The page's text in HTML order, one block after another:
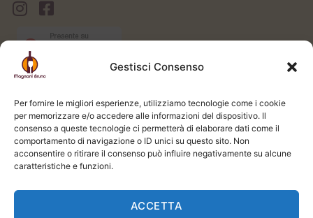
Gestisci Consenso
Per fornire le migliori esperienze, utilizziamo tecnologie come i cookie
per memorizzare e/o accedere alle informazioni del dispositivo. Il
consenso a queste tecnologie ci permetterà di elaborare dati come il
comportamento di navigazione o ID unici su questo sito. Non
acconsentire o ritirare il consenso può influire negativamente su alcune
caratteristiche e funzioni.
ACCETTA
AREA CLIENTI
Login / Logout
Carrello
Registrati
Spedizione e Consegna
LEGALE
Privacy Policy